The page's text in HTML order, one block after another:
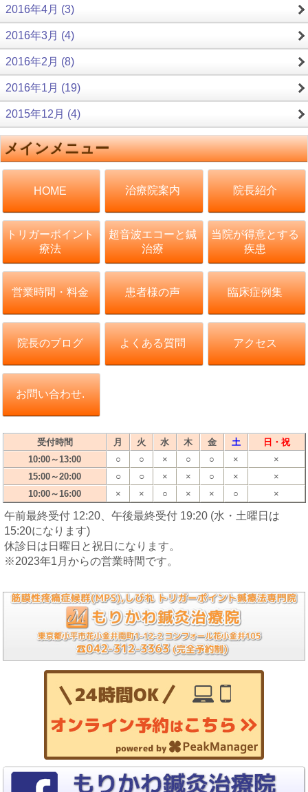
2016年4月 (3)
2016年3月 (4)
2016年2月 (8)
2016年1月 (19)
2015年12月 (4)
メインメニュー
HOME 治療院案内 院長紹介
トリガーポイント
療法
超音波エコーと鍼
治療
当院が得意とする
疾患
営業時間・料金 患者様の声 臨床症例集
院長のブログ よくある質問 アクセス
お問い合わせ.
受付時間 月 火 水 木 金 土
日・祝
10:00～13:00
○ ○ × ○ ○ ×
×
15:00～20:00
○ ○ × × ○ ×
×
10:00～16:00
× × ○ × × ○ ×
午前最終受付 12:20、午後最終受付 19:20 (水・土曜日は
15:20になります)
休診日は日曜日と祝日になります。
※2023年1月からの営業時間です。